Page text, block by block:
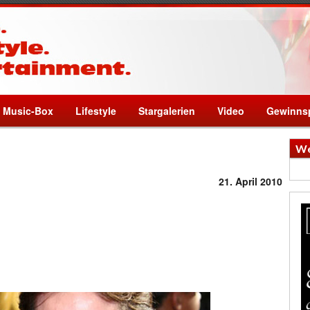
Music-Box Lifestyle Stargalerien Video
21. April 2010